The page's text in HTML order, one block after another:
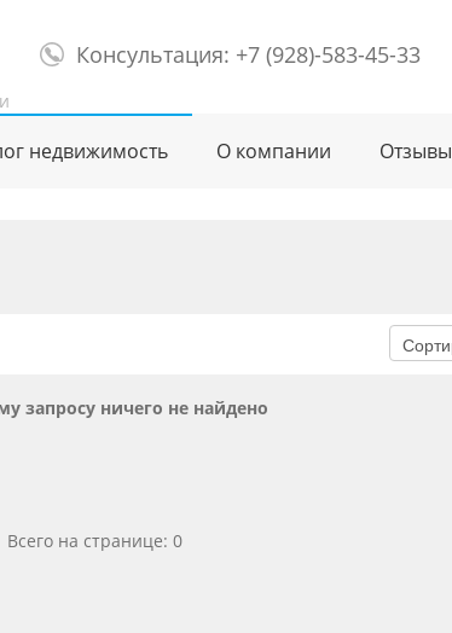
Консультация: +7 (928)-583-45-33
недвижимость О компании Отзывы
запросу ничего не найдено
Всего на странице: 0